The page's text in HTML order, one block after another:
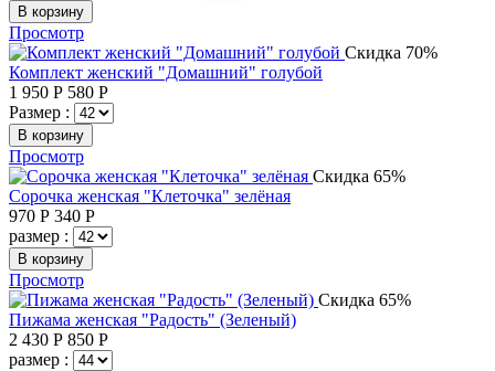
В корзину
Просмотр
Скидка 70%
Комплект женский "Домашний" голубой
1 950 Р 580 Р
Размер :
В корзину
Просмотр
Скидка 65%
Сорочка женская "Клеточка" зелёная
970 Р 340 Р
размер :
В корзину
Просмотр
Скидка 65%
Пижама женская "Радость" (Зеленый)
2 430 Р 850 Р
размер :